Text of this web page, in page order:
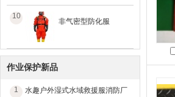
10
非气密型防化服
作业保护新品
1 水趣户外湿式水域救援服消防厂